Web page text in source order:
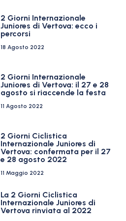
2 Giorni Internazionale
Juniores di Vertova: ecco i
percorsi
18 Agosto 2022
2 Giorni Internazionale
Juniores di Vertova: il 27 e 28
agosto si riaccende la festa
11 Agosto 2022
2 Giorni Ciclistica
Internazionale Juniores di
Vertova: confermata per il 27
e 28 agosto 2022
11 Maggio 2022
La 2 Giorni Ciclistica
Internazionale Juniores di
Vertova rinviata al 2022